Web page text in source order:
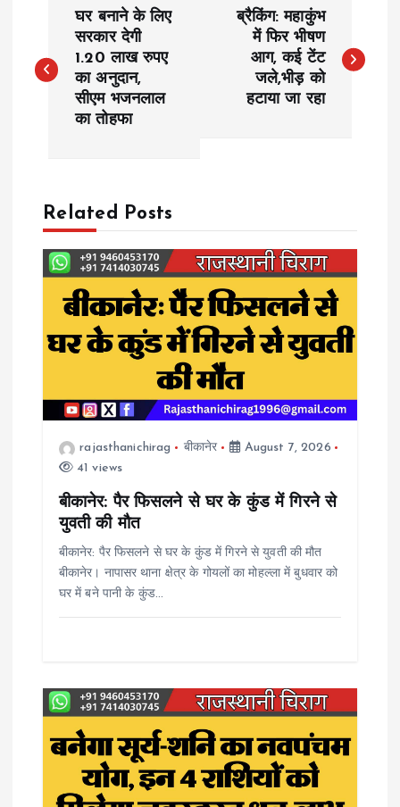
s
a
v
g
a
घर बनाने के लिए
सरकार देगी
1.20 लाख रुपए
का अनुदान,
सीएम भजनलाल
का तोहफा
ब्रैकिंग: महाकुंभ
में फिर भीषण
आग, कई टेंट
जले,भीड़ को
हटाया जा रहा
Related Posts
rajasthanichirag बीकानेर
August 7, 2026
41 views
बीकानेर: पैर फिसलने से घर के कुंड में गिरने से
युवती की मौत
बीकानेर: पैर फिसलने से घर के कुंड में गिरने से युवती की मौत
बीकानेर। नापासर थाना क्षेत्र के गोयलों का मोहल्ला में बुधवार को
घर में बने पानी के कुंड…